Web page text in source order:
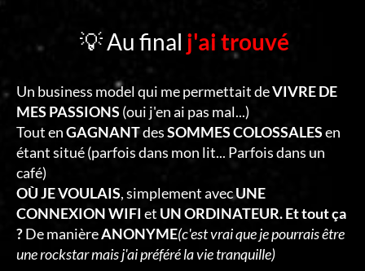
💡 Au final j'ai trouvé
Un business model qui me permettait deVIVRE DE
MES PASSIONS (oui j'en ai pas mal...)
Tout enGAGNANTdesSOMMES COLOSSALESen
étant situé (parfois dans mon lit... Parfois dans un
café)
OÙ JE VOULAIS, simplement avecUNE
CONNEXION WIFI et UN ORDINATEUR. Et tout ça
?De manièreANONYME(c'est vrai que je pourrais être
une rockstar mais j'ai préféré la vie tranquille)